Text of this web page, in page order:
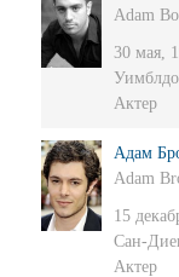
Adam
30 мая,
Актер
Адам
Adam
15
Сан-
Актер